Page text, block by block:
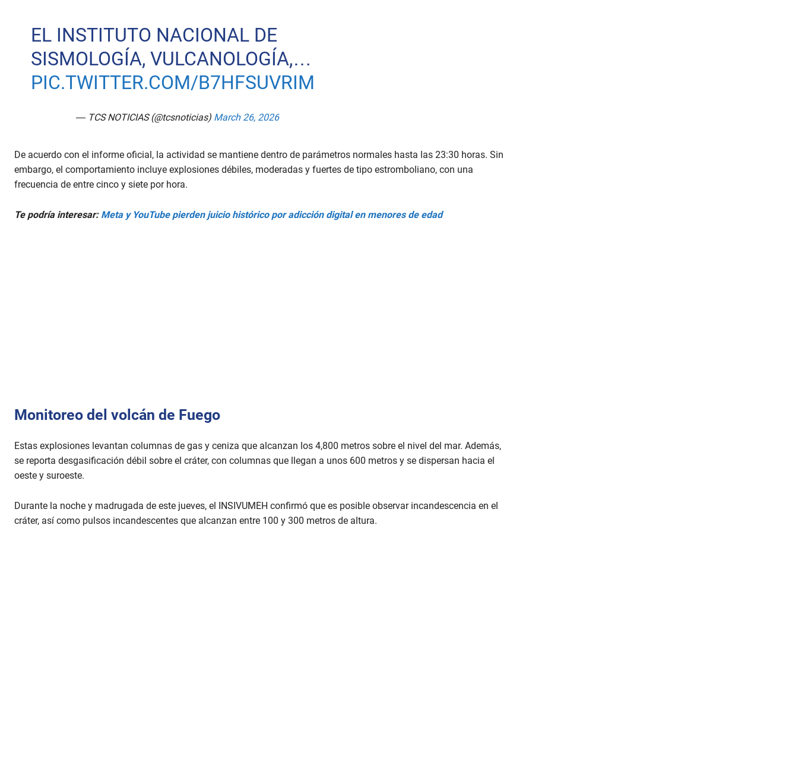
EL INSTITUTO NACIONAL DE
SISMOLOGÍA, VULCANOLOGÍA,…
PIC.TWITTER.COM/B7HFSUVRIM
— TCS NOTICIAS (@tcsnoticias) March 26, 2026
De acuerdo con el informe oficial, la actividad se mantiene dentro de parámetros normales hasta las 23:30 horas. Sin
embargo, el comportamiento incluye explosiones débiles, moderadas y fuertes de tipo estromboliano, con una
frecuencia de entre cinco y siete por hora.
Te podría interesar: Meta y YouTube pierden juicio histórico por adicción digital en menores de edad
Monitoreo del volcán de Fuego
Estas explosiones levantan columnas de gas y ceniza que alcanzan los 4,800 metros sobre el nivel del mar. Además,
se reporta desgasificación débil sobre el cráter, con columnas que llegan a unos 600 metros y se dispersan hacia el
oeste y suroeste.
Durante la noche y madrugada de este jueves, el INSIVUMEH confirmó que es posible observar incandescencia en el
cráter, así como pulsos incandescentes que alcanzan entre 100 y 300 metros de altura.